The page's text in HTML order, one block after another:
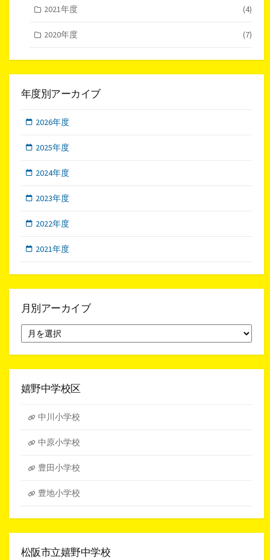
2021年度 (4)
2020年度 (7)
年度別アーカイブ
2026年度
2025年度
2024年度
2023年度
2022年度
2021年度
月別アーカイブ
別
イ
嬉野中学校区
中川小学校
中原小学校
豊田小学校
豊地小学校
松阪市立嬉野中学校